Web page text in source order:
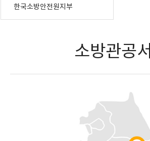
한국소방안전원지부
소방관공서